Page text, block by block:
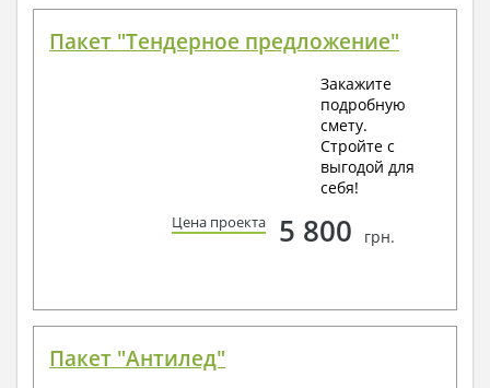
Пакет "Тендерное предложение"
Закажите
подробную
смету.
Стройте с
выгодой для
себя!
Цена проекта 5 800 грн.
Пакет "Антилед"